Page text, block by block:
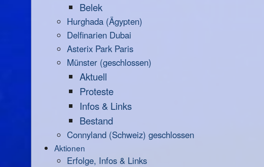
Belek
Hurghada (Ägypten)
Delfinarien Dubai
Asterix Park Paris
Münster (geschlossen)
Aktuell
Proteste
Infos & Links
Bestand
Connyland (Schweiz) geschlossen
Aktionen
Erfolge, Infos & Links